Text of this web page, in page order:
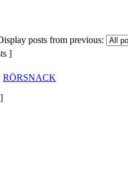
posts from previous:
]
RÖRSNACK
]